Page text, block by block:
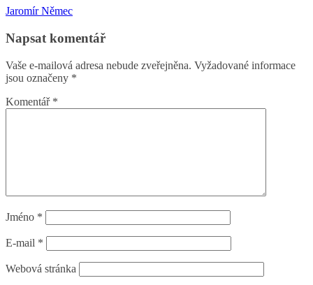
Jaromír Němec
Napsat komentář
Vaše e-mailová adresa nebude zveřejněna. Vyžadované informace
jsou označeny *
Komentář *
Jméno *
E-mail *
Webová stránka